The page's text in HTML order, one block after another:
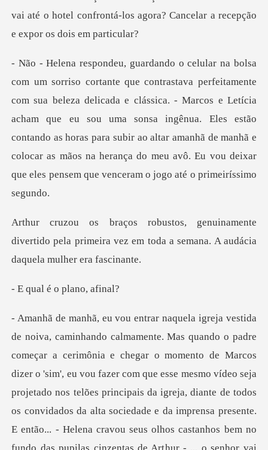
vai até o hotel con
icada e clássica. - Marcos e Letícia
acham que eu sou uma sonsa ingênua. Eles estão
contando as horas para subir ao altar amanhã
nte
divertido pela primeira vez em toda a se
é o plano
cipais da igreja, diante de todos
os convidados da alta sociedade e da imprensa presente.
E então... - Helena cravou seus olhos castanhos bem no